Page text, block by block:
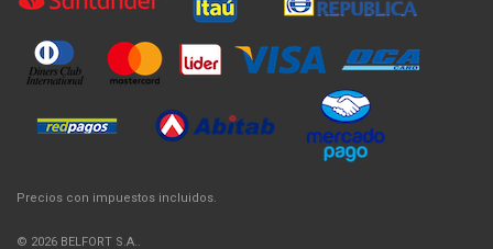
Precios con impuestos incluidos.
© 2026 BELFORT S.A..